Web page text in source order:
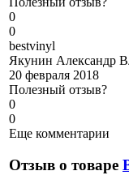
0
0
bestvinyl
Якунин Александр
20 февраля 2018
Полезный отзыв?
0
0
Еще комментарии
Отзыв о товаре